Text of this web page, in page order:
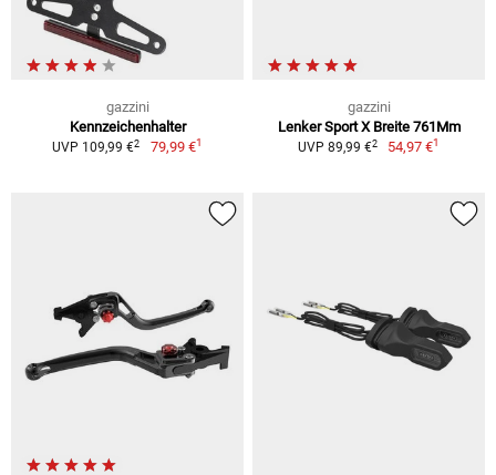
gazzini
Kennzeichenhalter
UVP 109,99 €2 79,99 €1
gazzini
Lenker Sport X Breite 761Mm
UVP 89,99 €2 54,97 €1